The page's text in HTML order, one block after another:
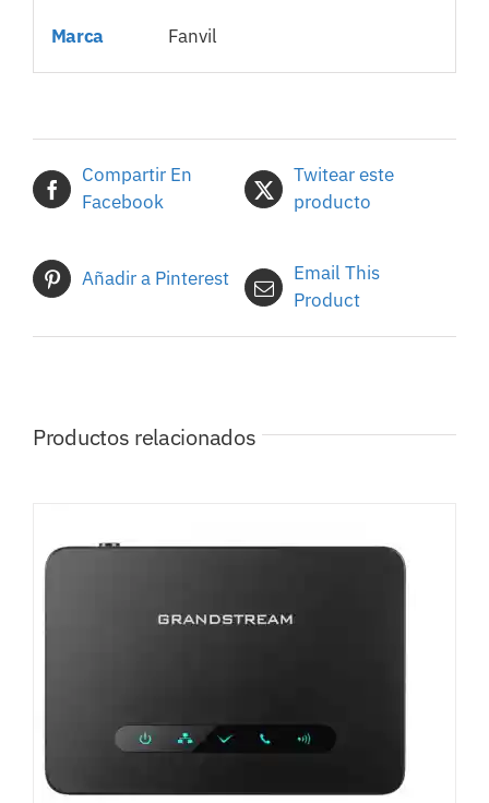
Marca Fanvil
Compartir En
Facebook
Twitear este
producto
Añadir a Pinterest
Email This
Product
Productos relacionados